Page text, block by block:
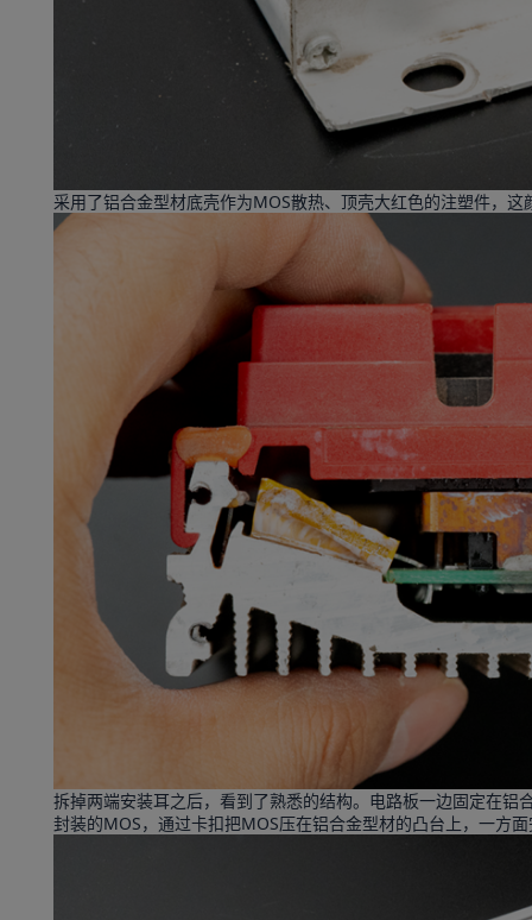
采用了铝合金型材底壳作为MOS散热、顶壳大红色的注塑件，
拆掉两端安装耳之后，看到了熟悉的结构。电路板一边固定在
封装的MOS，通过卡扣把MOS压在铝合金型材的凸台上，一方